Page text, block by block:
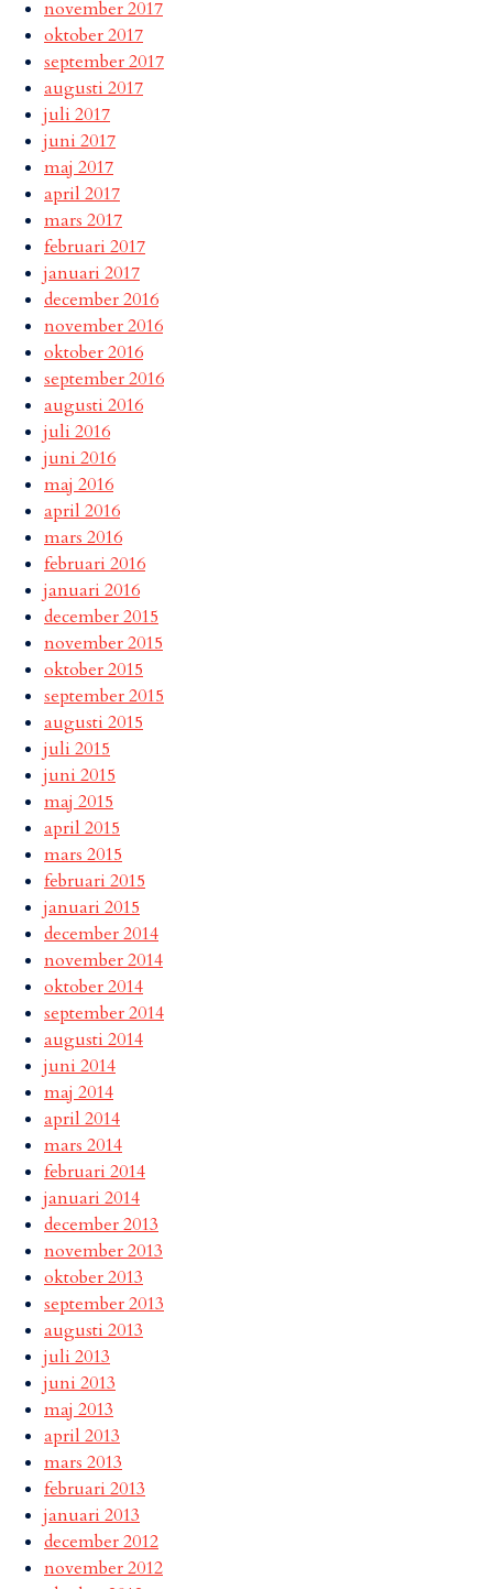
november 2017
oktober 2017
september 2017
augusti 2017
juli 2017
juni 2017
maj 2017
april 2017
mars 2017
februari 2017
januari 2017
december 2016
november 2016
oktober 2016
september 2016
augusti 2016
juli 2016
juni 2016
maj 2016
april 2016
mars 2016
februari 2016
januari 2016
december 2015
november 2015
oktober 2015
september 2015
augusti 2015
juli 2015
juni 2015
maj 2015
april 2015
mars 2015
februari 2015
januari 2015
december 2014
november 2014
oktober 2014
september 2014
augusti 2014
juni 2014
maj 2014
april 2014
mars 2014
februari 2014
januari 2014
december 2013
november 2013
oktober 2013
september 2013
augusti 2013
juli 2013
juni 2013
maj 2013
april 2013
mars 2013
februari 2013
januari 2013
december 2012
november 2012